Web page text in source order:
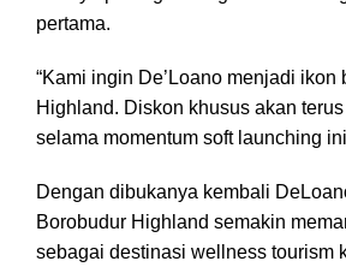
pertama.
“Kami ingin De’Loano menjadi ikon
Highland. Diskon khusus akan
selama momentum soft launching
Dengan dibukanya kembali
Borobudur Highland semakin
sebagai destinasi wellness tourism